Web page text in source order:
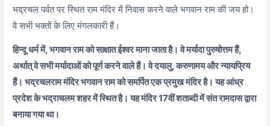
भद्रचल पर्वत पर स्थित राम मंदिर में निवास करने वाले भगवान राम की जय हो।
वे सभी भक्तों के लिए मंगलकारी हैं।
हिन्दू धर्म में, भगवान राम को साक्षात ईश्वर माना जाता है। वे मर्यादा पुरुषोत्तम हैं,
अर्थात् वे सभी मर्यादाओं को पूर्ण करने वाले हैं। वे दयालु, करुणामय और न्यायप्रिय
हैं। भद्रचलराम मंदिर भगवान राम को समर्पित एक प्रमुख मंदिर है। यह आंध्र
प्रदेश के भद्राचलम शहर में स्थित है। यह मंदिर 17वीं शताब्दी में संत रामदास द्वारा
बनाया गया था।